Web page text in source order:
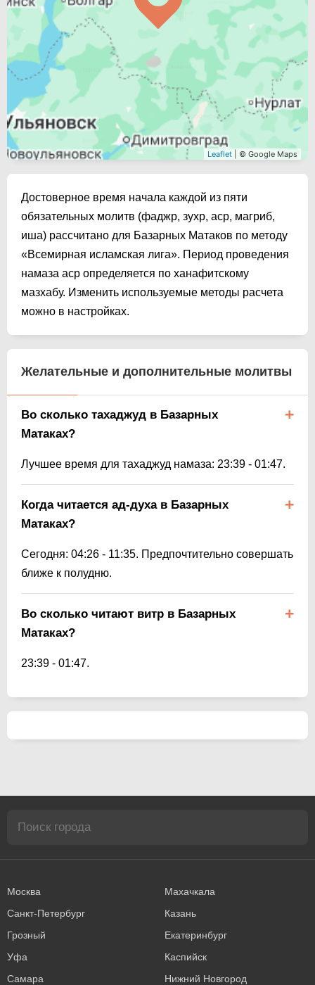
Leaflet | © Google Maps
Достоверное время начала каждой из пяти
обязательных молитв (фаджр, зухр, аср, магриб,
иша) рассчитано для Базарных Матаков по методу
«Всемирная исламская лига». Период проведения
намаза аср определяется по ханафитскому
мазхабу. Изменить используемые методы расчета
можно в настройках.
Желательные и дополнительные молитвы
Во сколько тахаджуд в Базарных
Матаках?
Лучшее время для тахаджуд намаза: 23:39 - 01:47.
Когда читается ад-духа в Базарных
Матаках?
Сегодня: 04:26 - 11:35. Предпочтительно совершать
ближе к полудню.
Во сколько читают витр в Базарных
Матаках?
23:39 - 01:47.
Москва
Махачкала
Санкт-Петербург
Казань
Грозный
Екатеринбург
Уфа
Каспийск
Самара
Нижний Новгород